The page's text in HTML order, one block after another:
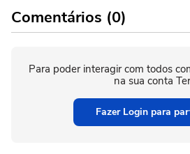
Comentários (0)
Para poder interagir com todos
na sua conta
Fazer Login para